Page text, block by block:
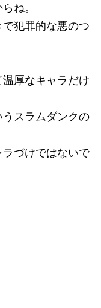
ね。
犯罪的な悪のつ
厚なキャラだけ
スラムダンクの
づけではないで